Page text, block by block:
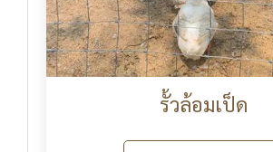
รั้วล้อมเป็ด